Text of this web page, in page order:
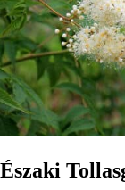
Északi